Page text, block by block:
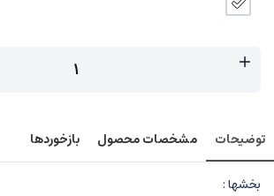
توضیحات مشخصات محصول بازخوردها
بخشها :